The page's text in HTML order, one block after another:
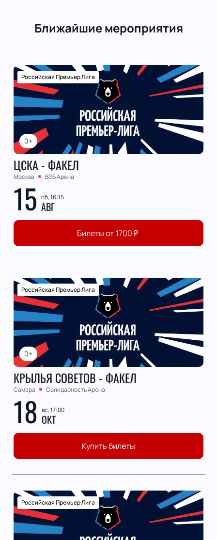
Ближайшие мероприятия
0+
Российская Премьер Лига
ЦСКА - ФАКЕЛ
Москва ВЭБ Арена
15 сб, 16:15
АВГ
Билеты от 1700₽
0+
Российская Премьер Лига
КРЫЛЬЯ СОВЕТОВ - ФАКЕЛ
Самара Солидарность Арена
18 вс, 17:00
ОКТ
Купить билеты
Российская Премьер Лига